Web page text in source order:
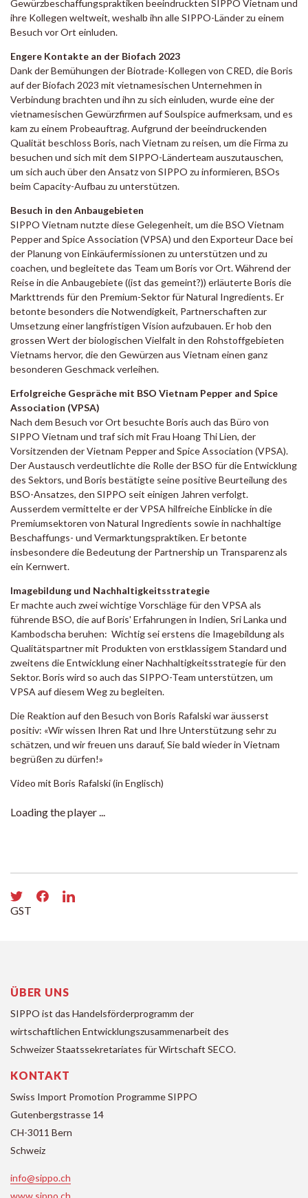
Gewürzbeschaffungspraktiken beeindruckten SIPPO Vietnam und
ihre Kollegen weltweit, weshalb ihn alle SIPPO-Länder zu einem
Besuch vor Ort einluden.
Engere Kontakte an der Biofach 2023
Dank der Bemühungen der Biotrade-Kollegen von CRED, die Boris
auf der Biofach 2023 mit vietnamesischen Unternehmen in
Verbindung brachten und ihn zu sich einluden, wurde eine der
vietnamesischen Gewürzfirmen auf Soulspice aufmerksam, und es
kam zu einem Probeauftrag. Aufgrund der beeindruckenden
Qualität beschloss Boris, nach Vietnam zu reisen, um die Firma zu
besuchen und sich mit dem SIPPO-Länderteam auszutauschen,
um sich auch über den Ansatz von SIPPO zu informieren, BSOs
beim Capacity-Aufbau zu unterstützen.
Besuch in den Anbaugebieten
SIPPO Vietnam nutzte diese Gelegenheit, um die BSO Vietnam
Pepper and Spice Association (VPSA) und den Exporteur Dace bei
der Planung von Einkäufermissionen zu unterstützen und zu
coachen, und begleitete das Team um Boris vor Ort. Während der
Reise in die Anbaugebiete ((ist das gemeint?)) erläuterte Boris die
Markttrends für den Premium-Sektor für Natural Ingredients. Er
betonte besonders die Notwendigkeit, Partnerschaften zur
Umsetzung einer langfristigen Vision aufzubauen. Er hob den
grossen Wert der biologischen Vielfalt in den Rohstoffgebieten
Vietnams hervor, die den Gewürzen aus Vietnam einen ganz
besonderen Geschmack verleihen.
Erfolgreiche Gespräche mit BSO Vietnam Pepper and Spice
Association (VPSA)
Nach dem Besuch vor Ort besuchte Boris auch das Büro von
SIPPO Vietnam und traf sich mit Frau Hoang Thi Lien, der
Vorsitzenden der Vietnam Pepper and Spice Association (VPSA).
Der Austausch verdeutlichte die Rolle der BSO für die Entwicklung
des Sektors, und Boris bestätigte seine positive Beurteilung des
BSO-Ansatzes, den SIPPO seit einigen Jahren verfolgt.
Ausserdem vermittelte er der VPSA hilfreiche Einblicke in die
Premiumsektoren von Natural Ingredients sowie in nachhaltige
Beschaffungs- und Vermarktungspraktiken. Er betonte
insbesondere die Bedeutung der Partnership un Transparenz als
ein Kernwert.
Imagebildung und Nachhaltigkeitsstrategie
Er machte auch zwei wichtige Vorschläge für den VPSA als
führende BSO, die auf Boris' Erfahrungen in Indien, Sri Lanka und
Kambodscha beruhen: Wichtig sei erstens die Imagebildung als
Qualitätspartner mit Produkten von erstklassigem Standard und
zweitens die Entwicklung einer Nachhaltigkeitsstrategie für den
Sektor. Boris wird so auch das SIPPO-Team unterstützen, um
VPSA auf diesem Weg zu begleiten.
Die Reaktion auf den Besuch von Boris Rafalski war äusserst
positiv: «Wir wissen Ihren Rat und Ihre Unterstützung sehr zu
schätzen, und wir freuen uns darauf, Sie bald wieder in Vietnam
begrüßen zu dürfen!»
Video mit Boris Rafalski (in Englisch)
Loading the player ...
GST
ÜBER UNS
SIPPO ist das Handelsförderprogramm der
wirtschaftlichen Entwicklungszusammenarbeit des
Schweizer Staatssekretariates für Wirtschaft SECO.
KONTAKT
Swiss Import Promotion Programme SIPPO
Gutenbergstrasse 14
CH-3011 Bern
Schweiz
info@sippo.ch
www.sippo.ch